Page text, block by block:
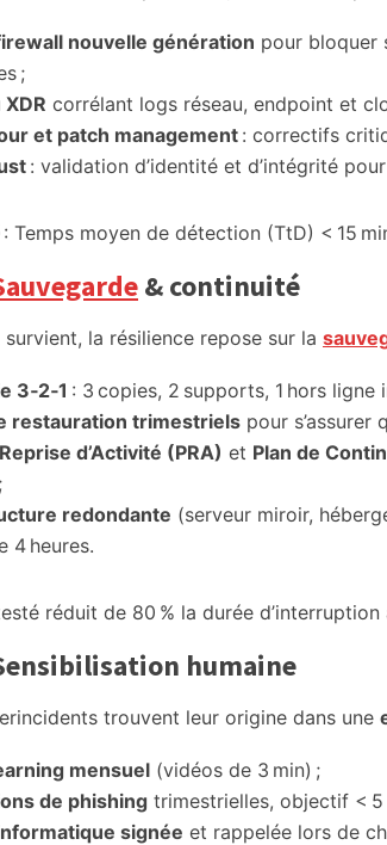
nouvelle génération pour bloquer
;
XDR corrélant logs réseau, endpoint et
et patch management: correctifs
: validation d’identité et d’intégrité
: Temps moyen de détection (TtD) < 15
& continuité
la résilience repose sur la
3‑2‑1 : 3 copies, 2 supports, 1 hors ligne
restauration trimestriels pour s’assurer
d’Activité (PRA) et Plan de
redondante (serveur miroir,
4 heures.
réduit de 80 % la durée
humaine
trouvent leur origine dans une
mensuel (vidéos de 3 min) ;
de phishing trimestrielles, objectif < 5
signée et rappelée lors de